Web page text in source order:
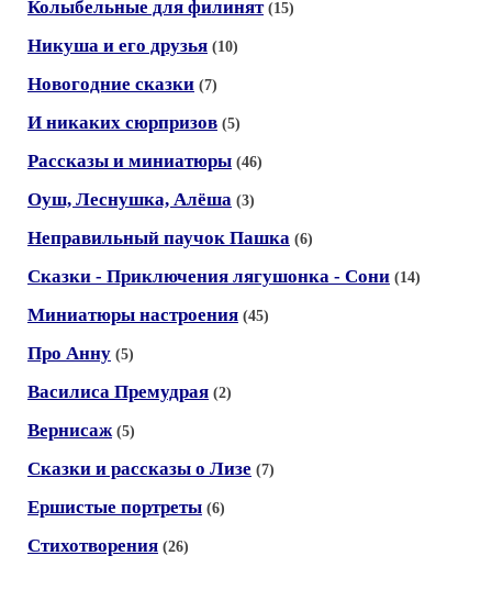
Колыбельные для филинят (15)
Никуша и его друзья (10)
Новогодние сказки (7)
И никаких сюрпризов (5)
Рассказы и миниатюры (46)
Оуш, Леснушка, Алёша (3)
Неправильный паучок Пашка (6)
Сказки - Приключения лягушонка - Сони (14)
Миниатюры настроения (45)
Про Анну (5)
Василиса Премудрая (2)
Вернисаж (5)
Сказки и рассказы о Лизе (7)
Ершистые портреты (6)
Стихотворения (26)